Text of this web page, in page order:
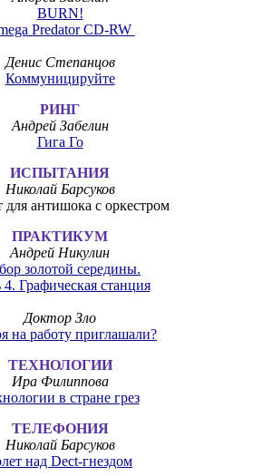
BURN!
Predator CD-RW
Денис Степанцов
Коммуницируйте
РИНГ
Андрей Забелин
Гига Го
ИСПЫТАНИЯ
Николай Барсуков
для антишока с оркестром
ПРАКТИКУМ
Андрей Никулин
золотой середины.
4. Графическая станция
Доктор Зло
на работу приглашали?
ТЕХНОЛОГИИ
Ира Филиппова
в стране грез
ТЕЛЕФОНИЯ
Николай Барсуков
над Dect-гнездом